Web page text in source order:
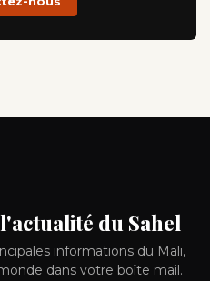
du Sahel
informations du Mali,
dans votre boîte mail.